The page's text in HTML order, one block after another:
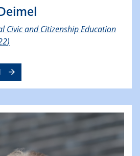
Civic and Citizenship Education
2)